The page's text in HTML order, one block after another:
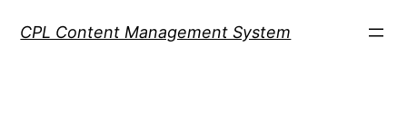
CPL Content Management System